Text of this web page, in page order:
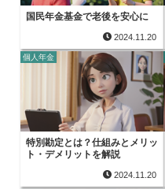
国民年金基金で老後を安心に
2024.11.20
個人年金
特別勘定とは？仕組みとメリッ
ト・デメリットを解説
2024.11.20